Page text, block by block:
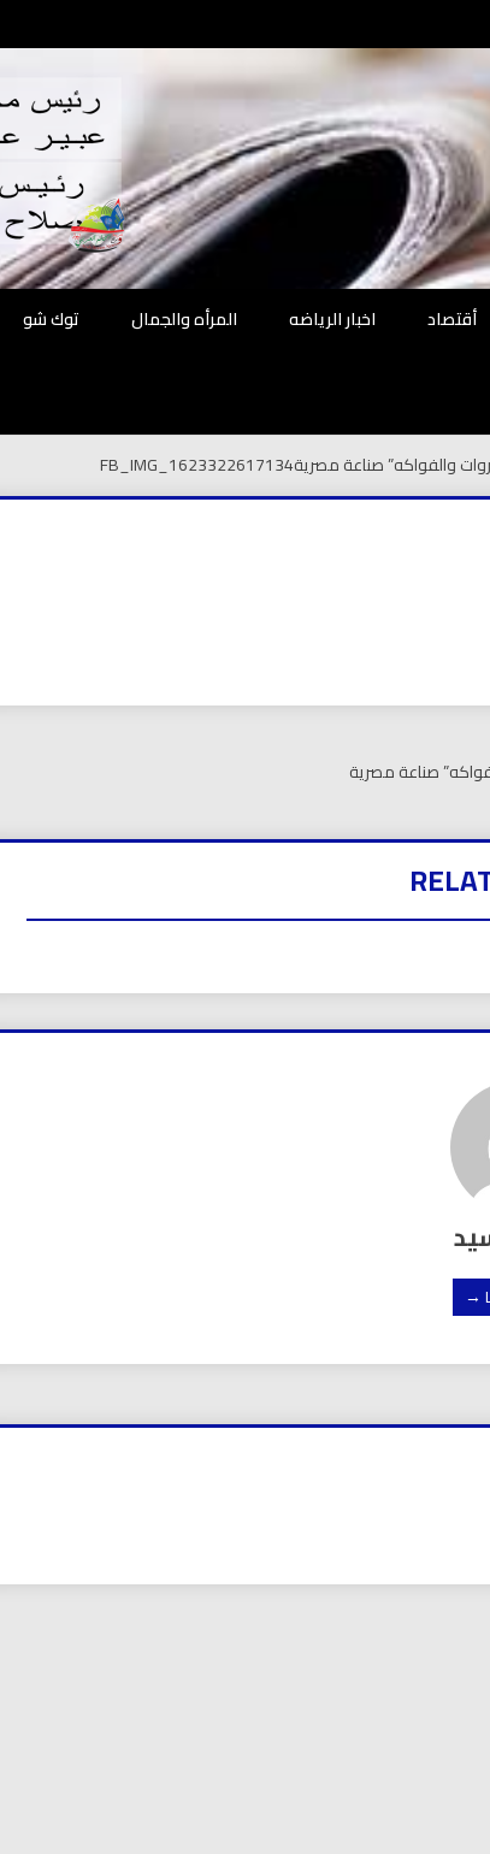
نيوز
أقتصاد اخبار الرياضه المرأه والجمال توك شو
والفواكه” صناعة مصريةFB_IMG_1623322617134
صناعة مصرية